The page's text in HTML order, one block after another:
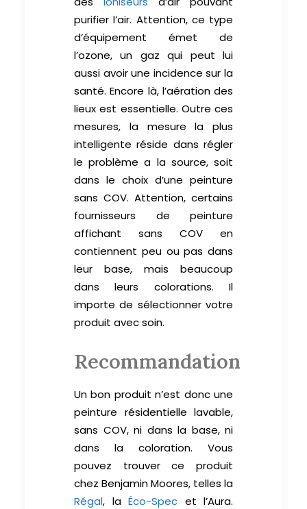
purifier l’air. Attention, ce type
d’équipement émet de
l’ozone, un gaz qui peut lui
aussi avoir une incidence sur la
santé. Encore là, l’aération des
lieux est essentielle. Outre ces
mesures, la mesure la plus
intelligente réside dans régler
le problème a la source, soit
dans le choix d’une peinture
sans COV. Attention, certains
fournisseurs de peinture
affichant sans COV en
contiennent peu ou pas dans
leur base, mais beaucoup
dans leurs colorations. Il
importe de sélectionner votre
produit avec soin.
Recommandation
Un bon produit n’est donc une
peinture résidentielle lavable,
sans COV, ni dans la base, ni
dans la coloration. Vous
pouvez trouver ce produit
chez Benjamin Moores, telles la
Régal, la Éco-Spec et l’Aura.